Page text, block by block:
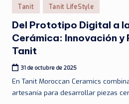
Publicado
en
Tanit Tanit LifeStyle
Del Prototipo Digital a
Cerámica: Innovación y
Tanit
31 de octubre de 2025
En Tanit Moroccan Ceramics
artesanía para desarrollar piezas